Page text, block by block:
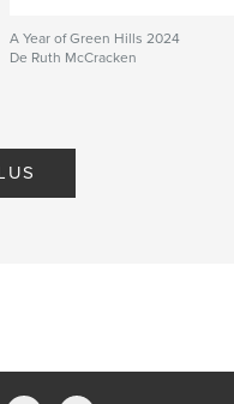
A Year of Green Hills 2024
De Ruth McCracken